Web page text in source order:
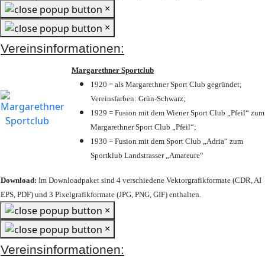
×
×
Vereinsinformationen:
Margarethner Sportclub
1920 = als Margarethner Sport Club gegründet;
Vereinsfarben: Grün-Schwarz;
1929 = Fusion mit dem Wiener Sport Club „Pfeil“ zum
Margarethner Sport Club „Pfeil“;
1930 = Fusion mit dem Sport Club „Adria“ zum
Sportklub Landstrasser „Amateure“
Download: Im Downloadpaket sind 4 verschiedene Vektorgrafikformate (CDR, AI
EPS, PDF) und 3 Pixelgrafikformate (JPG, PNG, GIF) enthalten.
×
×
Vereinsinformationen: